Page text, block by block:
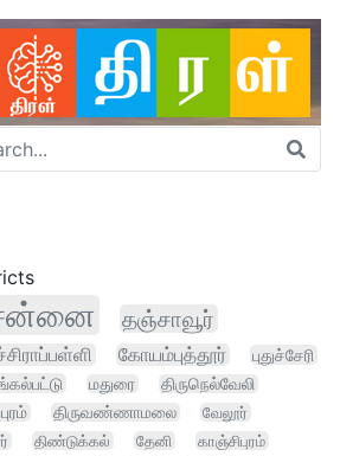
தஞ்சாவூர்
கோயம்புத்தூர்
புதுச்சேரி
மதுரை
திருநெல்வேலி
திருவண்ணாமலை
வேலூர்
திண்டுக்கல் தேனி
காஞ்சிபுரம்